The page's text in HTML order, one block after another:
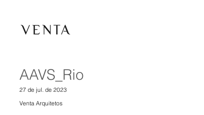
AAVS_Rio
27 de jul. de 2023
Venta Arquitetos